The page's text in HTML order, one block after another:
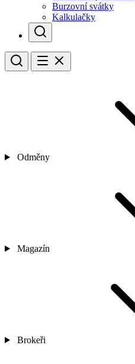
Burzovní svátky
Kalkulačky
Odměny
Magazín
Brokeři